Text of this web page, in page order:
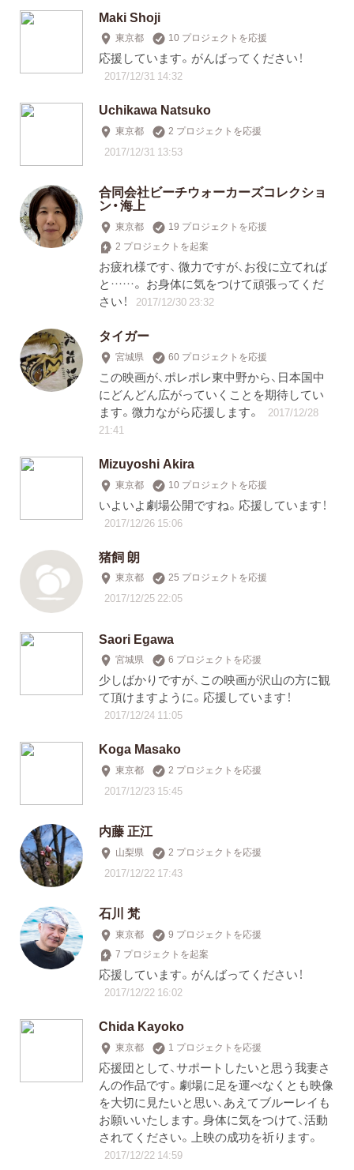
Maki Shoji
東京都 10 プロジェクトを応援
応援しています。がんばってください！
2017/12/31 14:32
Uchikawa Natsuko
東京都 2 プロジェクトを応援
2017/12/31 13:53
合同会社ビーチウォーカーズコレクショ
ン・海上
東京都
19 プロジェクトを応援
2 プロジェクトを起案
お疲れ様です、 微力ですが、お役に立てれば
と……。 お身体に気をつけて頑張ってくだ
さい！
2017/12/30 23:32
タイガー
宮城県 60 プロジェクトを応援
この映画が、ポレポレ東中野から、日本国中
にどんどん広がっていくことを期待してい
ます。微力ながら応援します。
2017/12/28
21:41
Mizuyoshi Akira
東京都 10 プロジェクトを応援
いよいよ劇場公開ですね。応援しています！
2017/12/26 15:06
猪飼 朗
東京都 25 プロジェクトを応援
2017/12/25 22:05
Saori Egawa
宮城県 6 プロジェクトを応援
少しばかりですが、この映画が沢山の方に観
て頂けますように。応援しています！
2017/12/24 11:05
Koga Masako
東京都 2 プロジェクトを応援
2017/12/23 15:45
内藤 正江
山梨県 2 プロジェクトを応援
2017/12/22 17:43
石川 梵
東京都
9 プロジェクトを応援
7 プロジェクトを起案
応援しています。がんばってください！
2017/12/22 16:02
Chida Kayoko
東京都 1 プロジェクトを応援
応援団として、サポートしたいと思う我妻さ
んの作品です。劇場に足を運べなくとも映像
を大切に見たいと思い、あえてブルーレイも
お願いいたします。身体に気をつけて、活動
されてください。上映の成功を祈ります。
2017/12/22 14:59